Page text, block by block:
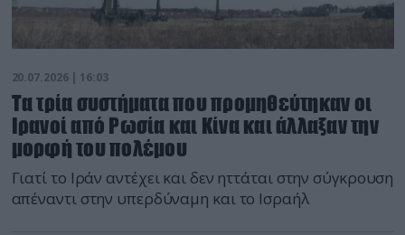
20.07.2026 | 16:03
Τα τρία συστήματα που προμηθεύτηκαν οι
Ιρανοί από Ρωσία και Κίνα και άλλαξαν την
μορφή του πολέμου
Γιατί το Ιράν αντέχει και δεν ηττάται στην σύγκρουση
απέναντι στην υπερδύναμη και το Ισραήλ